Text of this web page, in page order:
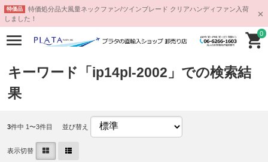
特価品
特価処分品大風量ネックファン/ツインブレード クリアハンディファン入荷
しました！
0
キーワード「ip14pl-2002」での検索結
果
3件中 1〜3件目 並び替え
表示切替